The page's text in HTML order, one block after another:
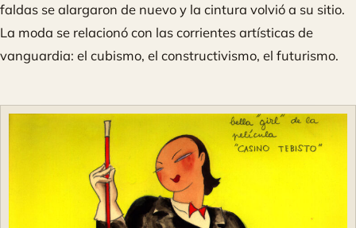
faldas se alargaron de nuevo y la cintura volvió a su sitio.
La moda se relacionó con las corrientes artísticas de
vanguardia: el cubismo, el constructivismo, el futurismo.